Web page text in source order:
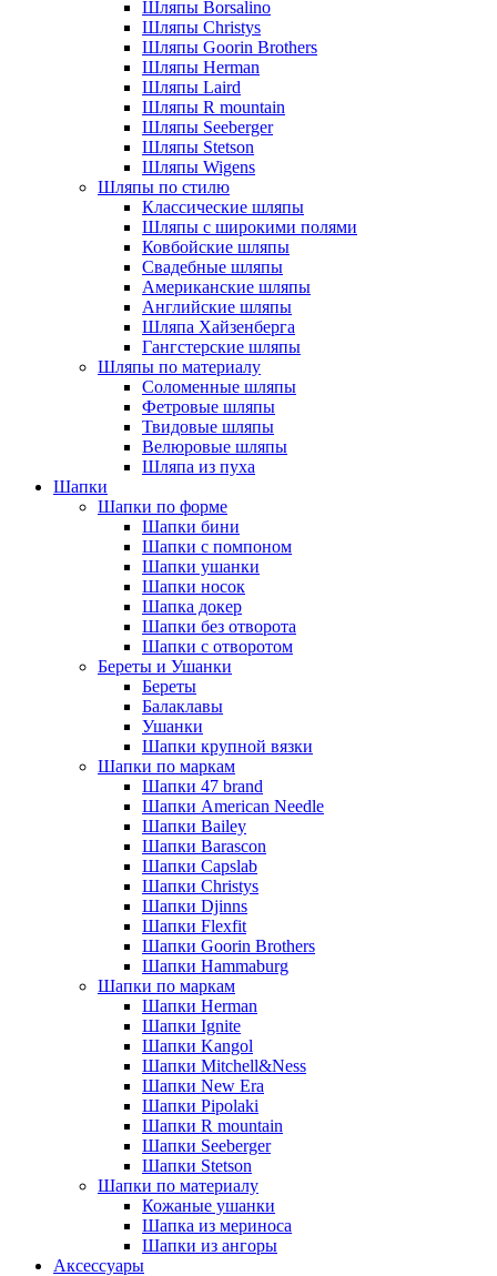
Шляпы Borsalino
Шляпы Christys
Шляпы Goorin Brothers
Шляпы Herman
Шляпы Laird
Шляпы R mountain
Шляпы Seeberger
Шляпы Stetson
Шляпы Wigens
Шляпы по стилю
Классические шляпы
Шляпы с широкими полями
Ковбойские шляпы
Свадебные шляпы
Американские шляпы
Английские шляпы
Шляпа Хайзенберга
Гангстерские шляпы
Шляпы по материалу
Соломенные шляпы
Фетровые шляпы
Твидовые шляпы
Велюровые шляпы
Шляпа из пуха
Шапки
Шапки по форме
Шапки бини
Шапки с помпоном
Шапки ушанки
Шапки носок
Шапка докер
Шапки без отворота
Шапки с отворотом
Береты и Ушанки
Береты
Балаклавы
Ушанки
Шапки крупной вязки
Шапки по маркам
Шапки 47 brand
Шапки American Needle
Шапки Bailey
Шапки Barascon
Шапки Capslab
Шапки Christys
Шапки Djinns
Шапки Flexfit
Шапки Goorin Brothers
Шапки Hammaburg
Шапки по маркам
Шапки Herman
Шапки Ignite
Шапки Kangol
Шапки Mitchell&Ness
Шапки New Era
Шапки Pipolaki
Шапки R mountain
Шапки Seeberger
Шапки Stetson
Шапки по материалу
Кожаные ушанки
Шапка из мериноса
Шапки из ангоры
Аксессуары